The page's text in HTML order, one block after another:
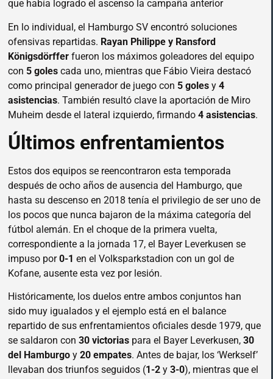
que había logrado el ascenso la campaña anterior
En lo individual, el Hamburgo SV encontró soluciones
ofensivas repartidas. Rayan Philippe y Ransford
Königsdörffer fueron los máximos goleadores del equipo
con 5 goles cada uno, mientras que Fábio Vieira destacó
como principal generador de juego con 5 goles y 4
asistencias. También resultó clave la aportación de Miro
Muheim desde el lateral izquierdo, firmando 4 asistencias.
Últimos enfrentamientos
Estos dos equipos se reencontraron esta temporada
después de ocho años de ausencia del Hamburgo, que
hasta su descenso en 2018 tenía el privilegio de ser uno de
los pocos que nunca bajaron de la máxima categoría del
fútbol alemán. En el choque de la primera vuelta,
correspondiente a la jornada 17, el Bayer Leverkusen se
impuso por0-1 en el Volksparkstadion con un gol de
Kofane, ausente esta vez por lesión.
Históricamente, los duelos entre ambos conjuntos han
sido muy igualados y el ejemplo está en el balance
repartido de sus enfrentamientos oficiales desde 1979, que
se saldaron con 30 victorias para el Bayer Leverkusen, 30
del Hamburgo y 20 empates. Antes de bajar, los ‘Werkself’
llevaban dos triunfos seguidos (1-2 y 3-0), mientras que el